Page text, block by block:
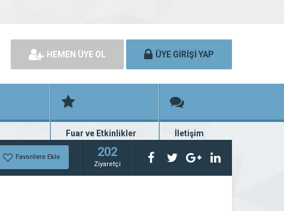
HEMEN ÜYE OL ÜYE GİRİŞİ YAP
ürünü
Fuar ve Etkinlikler
Fuar ve etkinlik planları
İletişim
Bize ulaşın
Favorilere Ekle 202
Ziyaretçi